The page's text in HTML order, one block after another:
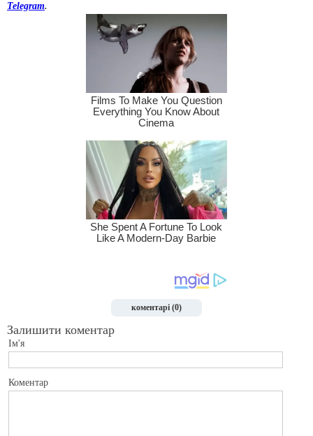
Telegram.
коментарі (0)
Залишити коментар
Ім'я
Коментар